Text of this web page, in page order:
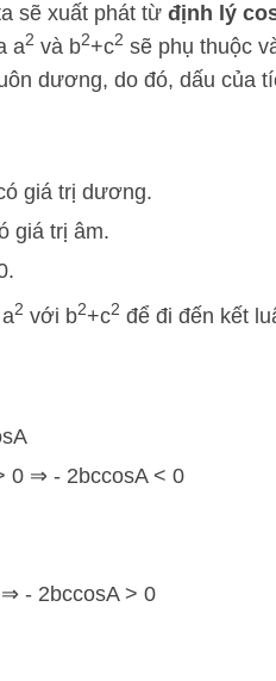
sẽ xuất phát từ định lý
a2 và b2+c2 sẽ phụ thuộc
dương, do đó, dấu của
giá trị dương.
giá trị âm.
a2 với b2+c2 để đi đến kết
0 ⇒ - 2bccosA < 0
- 2bccosA > 0